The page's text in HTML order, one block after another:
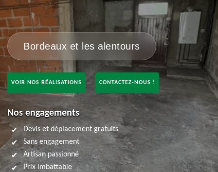
Bordeaux et les alentours
VOIR NOS RÉALISATIONS CONTACTEZ-NOUS !
Nos engagements
Devis et déplacement gratuits
Sans engagement
Artisan passionné
Prix imbattable